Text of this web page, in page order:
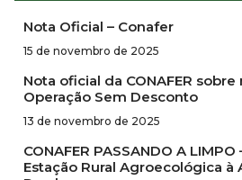
Nota Oficial – Conafer
15 de novembro de 2025
Nota oficial da CONAFER
Operação Sem Desconto
13 de novembro de 2025
CONAFER PASSANDO A
Estação Rural Agroecológica à